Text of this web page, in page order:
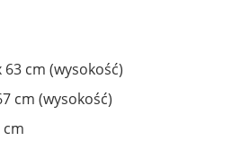
cm (wysokość)
cm (wysokość)
cm